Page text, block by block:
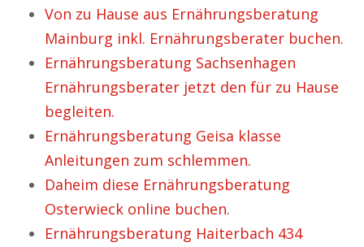
Von zu Hause aus Ernährungsberatung
Mainburg inkl. Ernährungsberater buchen.
Ernährungsberatung Sachsenhagen
Ernährungsberater jetzt den für zu Hause
begleiten.
Ernährungsberatung Geisa klasse
Anleitungen zum schlemmen.
Daheim diese Ernährungsberatung
Osterwieck online buchen.
Ernährungsberatung Haiterbach 434